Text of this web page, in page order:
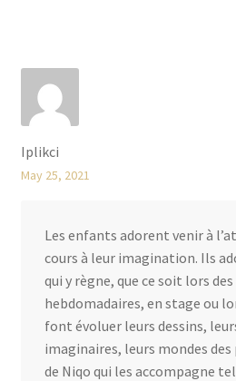
Iplikci
May 25, 2021
Les enfants adorent venir à
cours à leur imagination. Ils
qui y règne, que ce soit lors
hebdomadaires, en stage ou
font évoluer leurs dessins,
imaginaires, leurs mondes
de Niqo qui les accompagne